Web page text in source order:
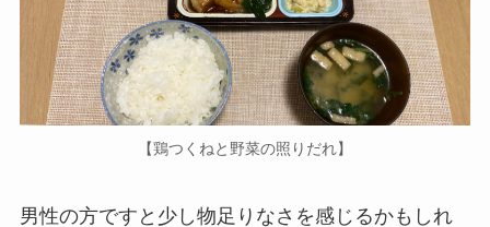
【鶏つくねと野菜の照りだれ】
男性の方ですと少し物足りなさを感じるかもしれ